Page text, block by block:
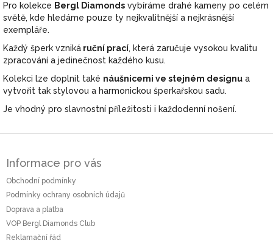
Pro kolekce Bergl Diamonds vybíráme drahé kameny po celém
světě, kde hledáme pouze ty nejkvalitnější a nejkrásnější
exempláře.
Každý šperk vzniká ruční prací, která zaručuje vysokou kvalitu
zpracování a jedinečnost každého kusu.
Kolekci lze doplnit také náušnicemi ve stejném designu a
vytvořit tak stylovou a harmonickou šperkařskou sadu.
Je vhodný pro slavnostní příležitosti i každodenní nošení.
Informace pro vás
Obchodní podmínky
Podmínky ochrany osobních údajů
Doprava a platba
VOP Bergl Diamonds Club
Reklamační řád